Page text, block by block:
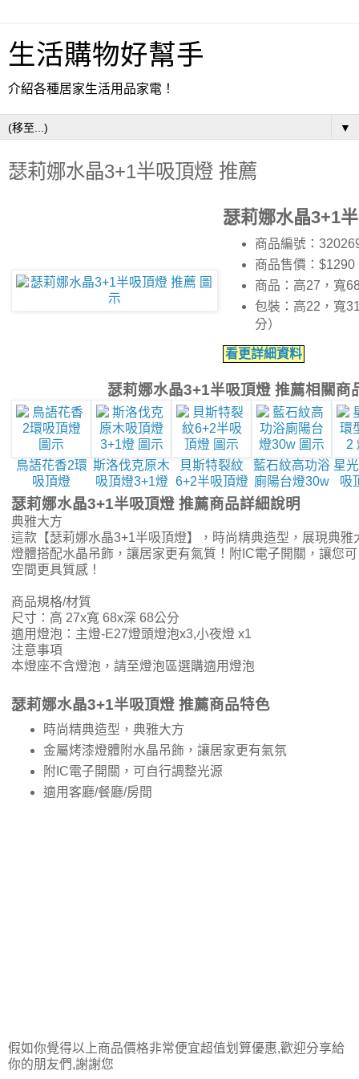
生活購物好幫手
介紹各種居家生活用品家電！
▼
瑟莉娜水晶3+1半吸頂燈 推薦
瑟莉娜水晶3+1
商品編號：
商品售價：$1290
商品：高27，寬
包裝：高22，寬
分）
看更詳細資料
瑟莉娜水晶3+1半吸頂燈 推薦相關商
鳥語花香2環
吸頂燈
斯洛伐克原木
吸頂燈3+1燈
貝斯特裂紋
6+2半吸頂燈
藍石紋高功浴
廁陽台燈30w
星
吸
瑟莉娜水晶3+1半吸頂燈 推薦商品詳細說明
典雅大方
這款【瑟莉娜水晶3+1半吸頂燈】，時尚精典造型，展現典雅
燈體搭配水晶吊飾，讓居家更有氣質！附IC電子開關，讓您
空間更具質感！
商品規格/材質
尺寸：高 27x寬 68x深 68公分
適用燈泡：主燈-E27燈頭燈泡x3,小夜燈 x1
注意事項
本燈座不含燈泡，請至燈泡區選購適用燈泡
瑟莉娜水晶3+1半吸頂燈 推薦商品特色
時尚精典造型，典雅大方
金屬烤漆燈體附水晶吊飾，讓居家更有氣氛
附IC電子開關，可自行調整光源
適用客廳/餐廳/房間
假如你覺得以上商品價格非常便宜超值划算優惠,歡迎分享給
你的朋友們,謝謝您